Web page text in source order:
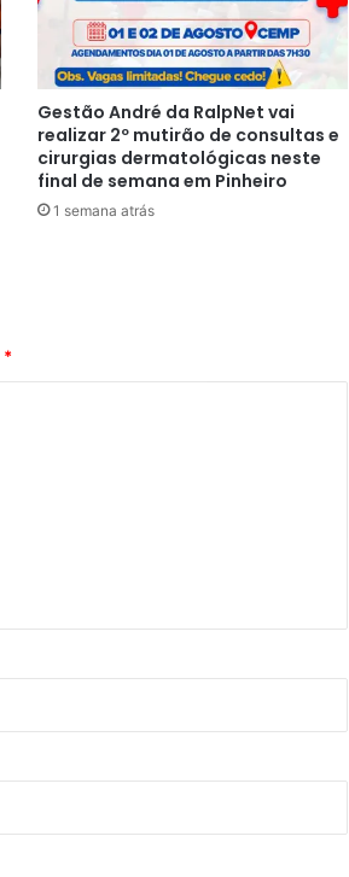
Gestão André da RalpNet vai
realizar 2º mutirão de consultas e
cirurgias dermatológicas neste
final de semana em Pinheiro
1 semana atrás
*